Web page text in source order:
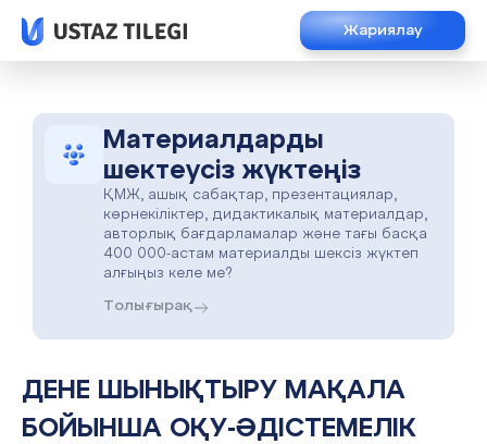
Жариялау
Материалдарды
шектеусіз жүктеңіз
ҚМЖ, ашық сабақтар, презентациялар,
көрнекіліктер, дидактикалық материалдар,
авторлық бағдарламалар және тағы басқа
400 000-астам материалды шексіз жүктеп
алғыңыз келе ме?
Толығырақ
ДЕНЕ ШЫНЫҚТЫРУ МАҚАЛА
БОЙЫНША ОҚУ-ӘДІСТЕМЕЛІК